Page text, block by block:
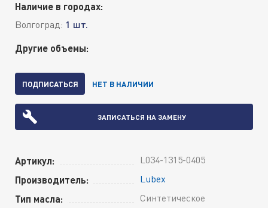
Наличие в городах:
Волгоград: 1 шт.
Другие объемы:
ПОДПИСАТЬСЯ НЕТ В НАЛИЧИИ
ЗАПИСАТЬСЯ НА ЗАМЕНУ
Артикул: L034-1315-0405
Производитель: Lubex
Тип масла: Синтетическое